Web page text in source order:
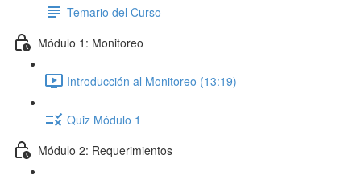
Temario del Curso
Módulo 1: Monitoreo
Introducción al Monitoreo (13:19)
Quiz Módulo 1
Módulo 2: Requerimientos